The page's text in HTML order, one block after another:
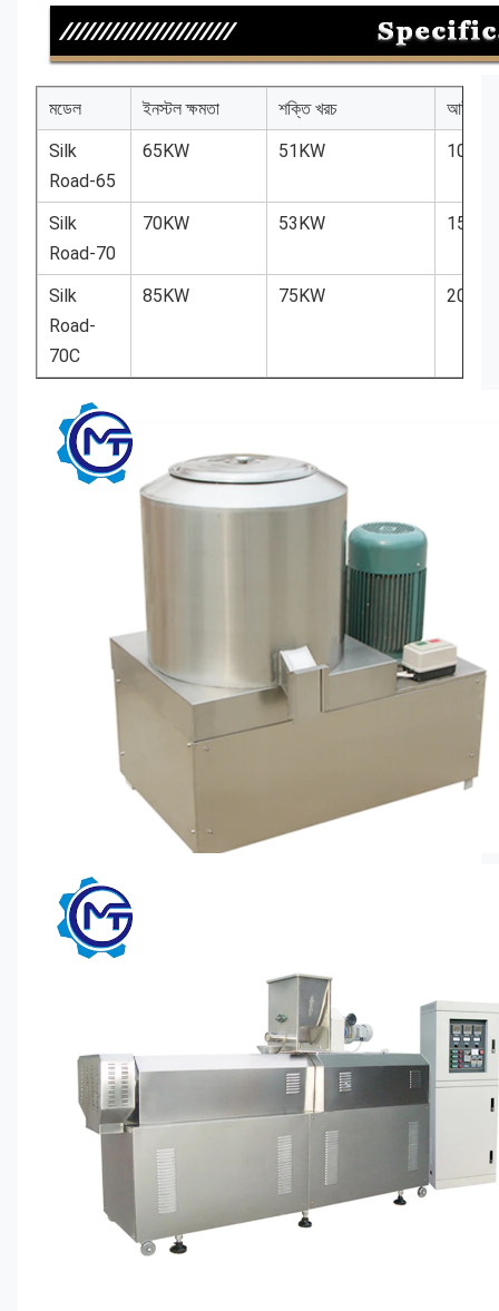
মডেল ইনস্টল ক্ষমতা শক্তি খরচ
আউটপুট
Silk
Road-65
65KW 51KW 100-
Silk
Road-70
70KW 53KW 150-
Silk
Road-
70C
85KW 75KW 200-